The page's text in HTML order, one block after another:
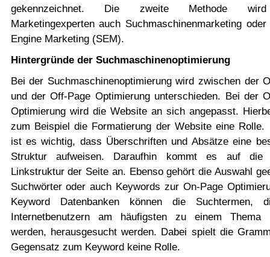
gekennzeichnet. Die zweite Methode
Marketingexperten auch Suchmaschinenmarketing oder
Engine Marketing (SEM).
Hintergründe der Suchmaschinenoptimierung
Bei der Suchmaschinenoptimierung wird zwischen der
und der Off-Page Optimierung unterschieden. Bei der
Optimierung wird die Website an sich angepasst.
zum Beispiel die Formatierung der Website eine Rolle.
ist es wichtig, dass Überschriften und Absätze eine
Struktur aufweisen. Daraufhin kommt es auf die
Linkstruktur der Seite an. Ebenso gehört die Auswahl
Suchwörter oder auch Keywords zur On-Page
Keyword Datenbanken können die Suchtermen,
Internetbenutzern am häufigsten zu einem Thema
werden, herausgesucht werden. Dabei spielt die
Gegensatz zum Keyword keine Rolle.